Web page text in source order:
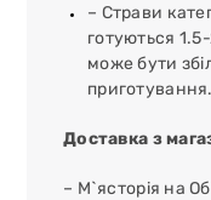
– Страви
готуються
може бути
приготування.
Доставка з
– М`ясторія на